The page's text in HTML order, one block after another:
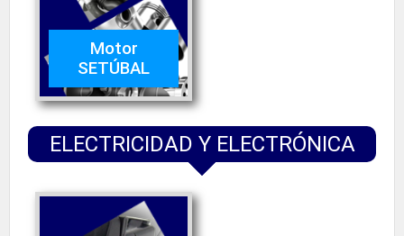
Motor
SETÚBAL
ELECTRICIDAD Y ELECTRÓNICA